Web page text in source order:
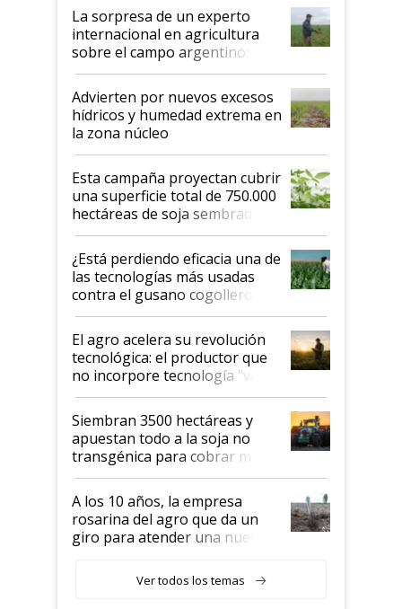
La sorpresa de un experto
internacional en agricultura
sobre el campo argentino:
"Estoy muy impresionado"
Advierten por nuevos excesos
hídricos y humedad extrema en
la zona núcleo
Esta campaña proyectan cubrir
una superficie total de 750.000
hectáreas de soja sembradas
con una nueva generación de
variedades que marcan un
salto tecnológico en genética y
rendimiento
¿Está perdiendo eficacia una de
las tecnologías más usadas
contra el gusano cogollero? El
desafío de una tecnología clave
El agro acelera su revolución
tecnológica: el productor que
no incorpore tecnología "va a
perder el tren"
Siembran 3500 hectáreas y
apuestan todo a la soja no
transgénica para cobrar más
por tonelada: compraron un
semillero
A los 10 años, la empresa
rosarina del agro que da un
giro para atender una nueva
Ver todos los temas